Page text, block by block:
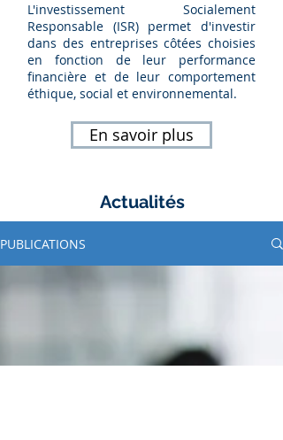
L'investissement Socialement
Responsable (ISR) permet d'investir
dans des entreprises côtées choisies
en fonction de leur performance
financière et de leur comportement
éthique, social et environnemental.
En savoir plus
Actualités
PUBLICATIONS